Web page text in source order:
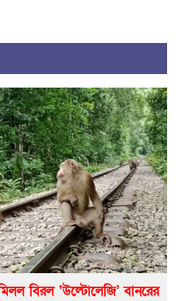
বিরল ‘উল্টোলেজি’ বানরের